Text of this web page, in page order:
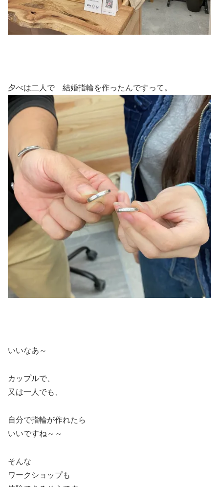
夕べは二人で 結婚指輪を作ったんですって。
いいなあ～
カップルで、
又は一人でも、
自分で指輪が作れたら
いいですね～～
そんな
ワークショップも